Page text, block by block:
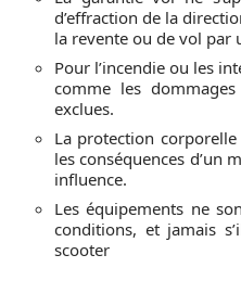
d’effraction de la
la revente ou de vol par
Pour l’incendie ou les
comme les
exclues.
La protection
les conséquences d’un
influence.
Les équipements ne
conditions, et jamais
scooter